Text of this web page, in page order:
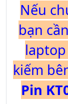
Nếu
bạn
kiếm
Pin